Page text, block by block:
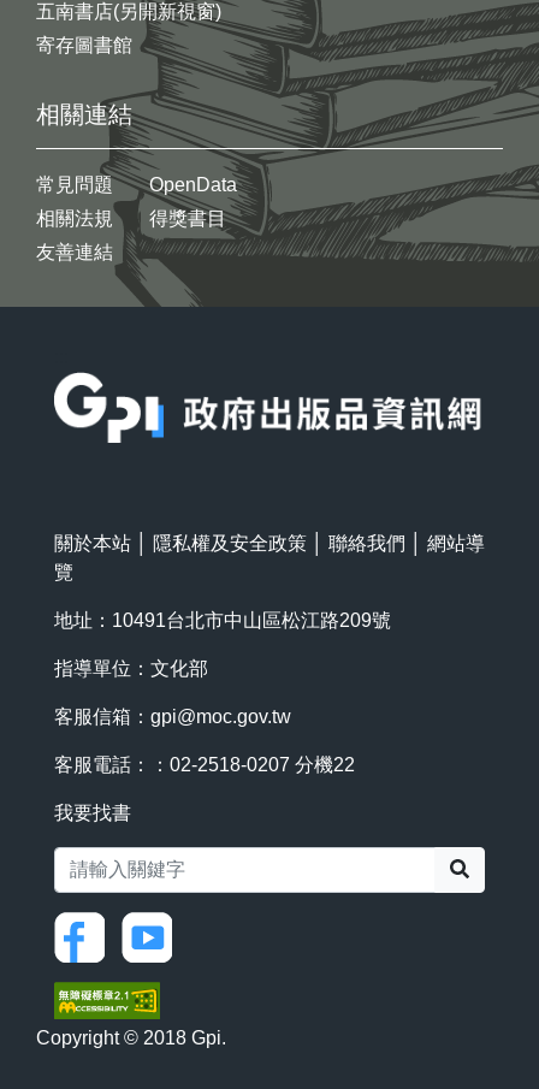
五南書店(另開新視窗)
寄存圖書館
相關連結
常見問題
相關法規
友善連結
OpenData
得獎書目
關於本站 隱私權及安全政策 聯絡我們
網站導
覽
地址：10491台北市中山區松江路209號
指導單位：文化部
客服信箱： gpi@moc.gov.tw
客服電話：：02-2518-0207 分機22
我要找書
Copyright © 2018 Gpi.